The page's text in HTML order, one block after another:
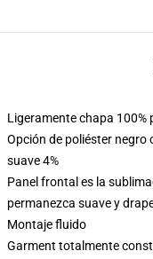
Ligeramente chapa
Opción de poliéster negro
suave 4%
Panel frontal es la
permanezca suave y
Montaje fluido
Garment totalmente